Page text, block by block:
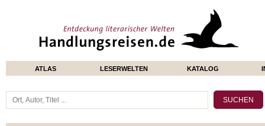
ATLAS LESERWELTEN KATALOG